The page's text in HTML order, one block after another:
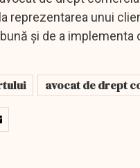
reprezentarea unui
și de a implementa
avocat de drept